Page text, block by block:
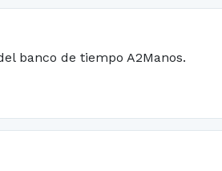
banco de tiempo A2Manos.